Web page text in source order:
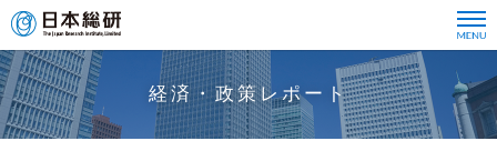
経済・政策レポート